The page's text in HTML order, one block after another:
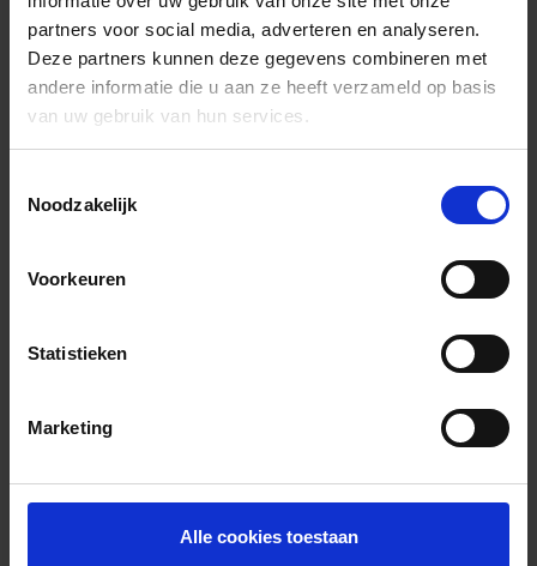
partners voor social media, adverteren en analyseren.
Deze partners kunnen deze gegevens combineren met
andere informatie die u aan ze heeft verzameld op basis
van uw gebruik van hun services.
Noodzakelijk
Voorkeuren
Statistieken
Marketing
Alle cookies toestaan